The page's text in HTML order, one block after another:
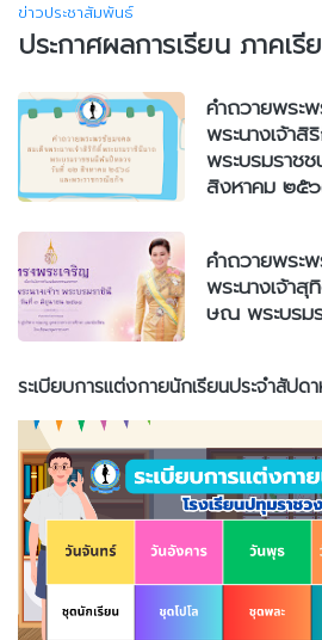
ข่าวประชาสัมพันธ์
ประกาศผลการเรียน ภาคเ
คำถวายพระ
พระนางเจ้า
พระบรมราช
สิงหาคม ๒๕
คำถวายพระ
พระนางเจ้า
ษณ พระบรม
ระเบียบการแต่งกายนักเรียนประจำสัปด